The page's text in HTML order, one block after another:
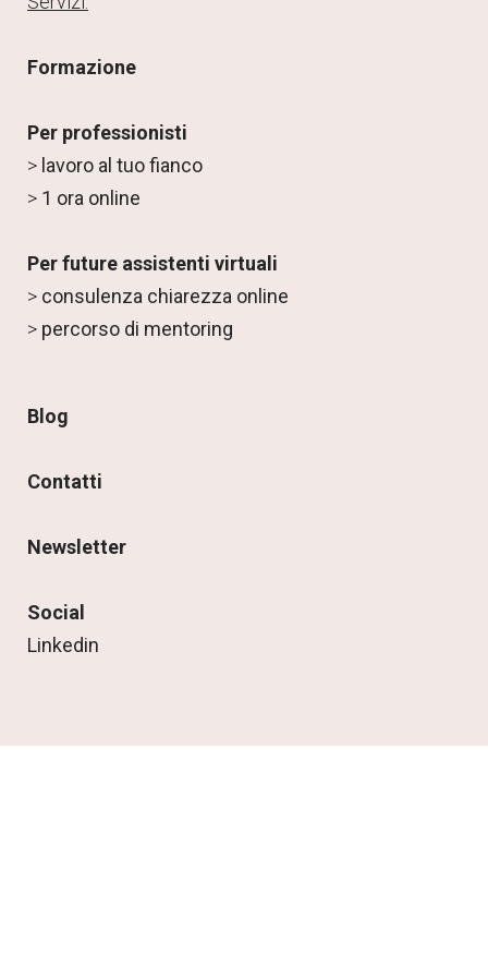
Formazione
Per professionisti
> lavoro al tuo fianco
> 1 ora online
Per future assistenti virtuali
> consulenza chiarezza online
> percorso di mentoring
Blog
Contatti
Newsletter
Social
Linkedin